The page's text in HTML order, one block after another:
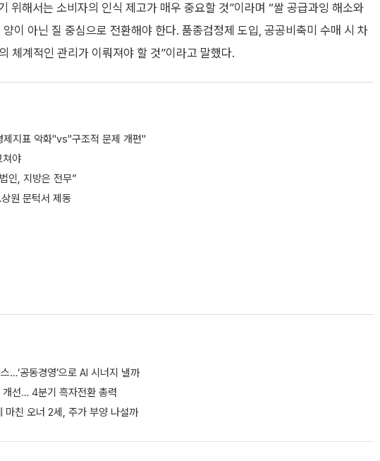
위해서는 소비자의 인식 제고가 매우 중요할 것”이라며 “쌀 공급과잉 해소와
이 아닌 질 중심으로 전환해야 한다. 품종검정제 도입, 공공비축미 수매 시 차
체계적인 관리가 이뤄져야 할 것”이라고 말했다.
지표 악화"vs"구조적 문제 개편"
쳐야
인, 지방은 전무”
원 문턱서 제동
…‘공동경영’으로 AI 시너지 낼까
개선… 4분기 흑자전환 총력
마친 오너 2세, 주가 부양 나설까